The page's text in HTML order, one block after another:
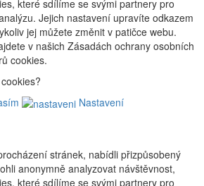
které sdílíme se svými partnery pro
Jejich nastavení upravíte odkazem
jej můžete změnit v patičce webu.
v našich Zásadách ochrany osobních
cookies.
Nastavení
stránek, nabídli přizpůsobený
anonymně analyzovat návštěvnost,
které sdílíme se svými partnery pro